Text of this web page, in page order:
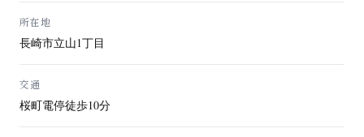
所在地
長崎市立山1丁目
交通
桜町電停徒歩10分